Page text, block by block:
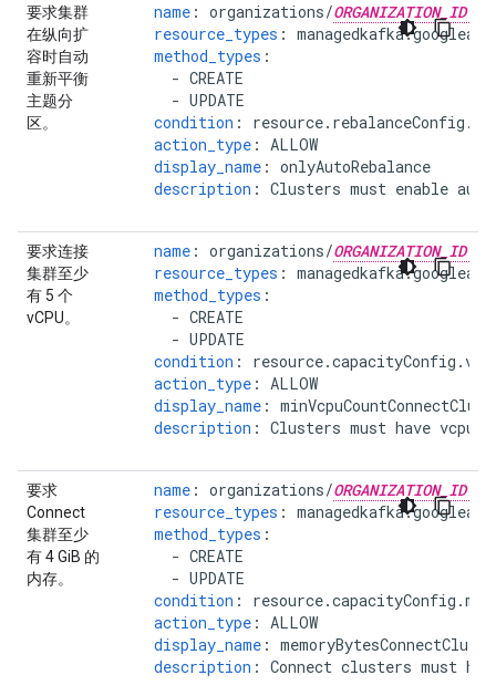
要求集群
在纵向扩
容时自动
重新平衡
主题分
区。
name : organizations/ORGANIZATION_ID
resource_types :
method_types :
- CREATE
- UPDATE
condition :
action_type : ALLOW
display_name : onlyAutoRebalance
description : Clusters must enable
要求连接
集群至少
有 5 个
vCPU。
name : organizations/ORGANIZATION_ID
resource_types :
method_types :
- CREATE
- UPDATE
condition :
action_type : ALLOW
display_name :
description : Clusters must have
要求
Connect
集群至少
有 4 GiB 的
内存。
name : organizations/ORGANIZATION_ID
resource_types :
method_types :
- CREATE
- UPDATE
condition :
action_type : ALLOW
display_name :
description : Connect clusters must